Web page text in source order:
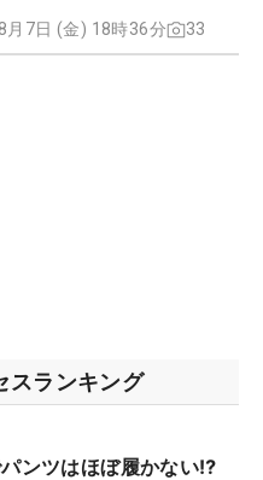
月7日 (金) 18時36分 33
スランキング
ンツはほぼ履かない⁉